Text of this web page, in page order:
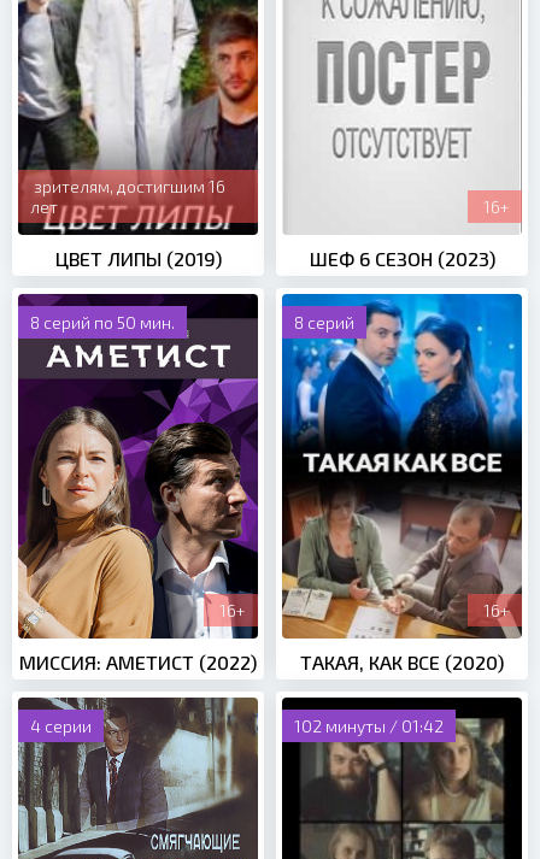
зрителям, достигшим 16
лет
ЦВЕТ ЛИПЫ (2019)
16+
ШЕФ 6 СЕЗОН (2023)
8 серий по 50 мин.
16+
МИССИЯ: АМЕТИСТ (2022)
8 серий
16+
ТАКАЯ, КАК ВСЕ (2020)
4 серии 102 минуты / 01:42